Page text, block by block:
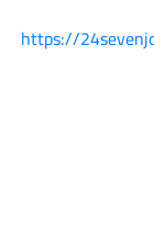
https://